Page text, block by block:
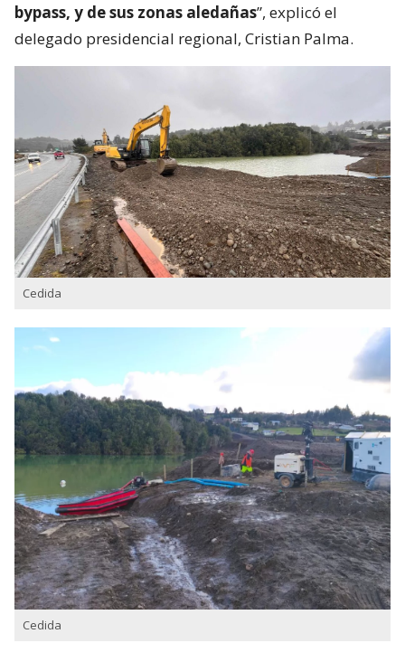
bypass, y de sus zonas aledañas”, explicó el
delegado presidencial regional, Cristian Palma.
Cedida
Cedida